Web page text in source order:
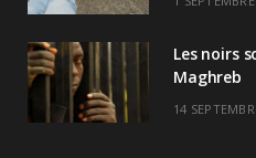
Les noirs
Maghreb
14